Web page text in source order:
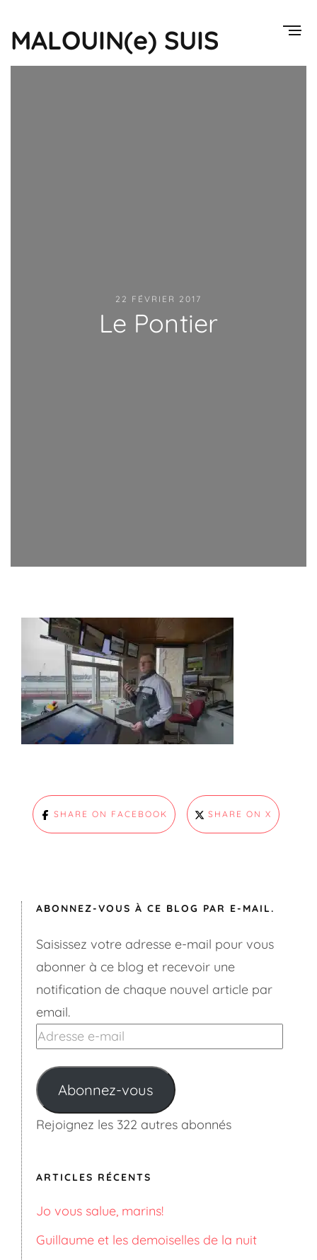
MALOUIN(e) SUIS
22 FÉVRIER 2017
Le Pontier
SHARE ON FACEBOOK SHARE ON X
ABONNEZ-VOUS À CE BLOG PAR E-MAIL.
Saisissez votre adresse e-mail pour vous
abonner à ce blog et recevoir une
notification de chaque nouvel article par
email.
Adresse
mail
Abonnez-vous
Rejoignez les 322 autres abonnés
ARTICLES RÉCENTS
Jo vous salue, marins!
Guillaume et les demoiselles de la nuit